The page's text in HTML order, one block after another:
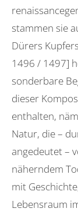
stammen sie
Dürers
1496 / 1497]
sonderbare
dieser
enthalten,
Natur, die –
angedeutet –
näherndem
mit
Lebensraum